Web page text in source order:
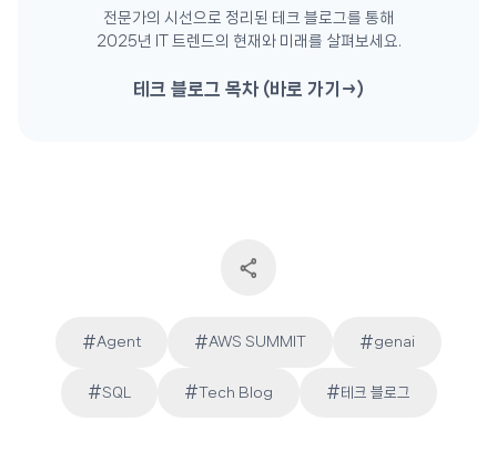
전문가의 시선으로 정리된 테크 블로그를 통해
2025년 IT 트렌드의 현재와 미래를 살펴보세요.
테크 블로그 목차 (바로 가기→)
Tags:
#Agent #AWS SUMMIT #genai
#SQL #Tech Blog #테크 블로그